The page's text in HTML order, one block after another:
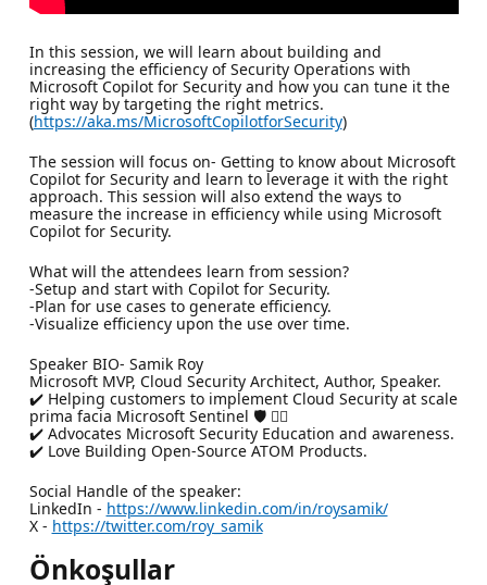
In this session, we will learn about building and
increasing the efficiency of Security Operations with
Microsoft Copilot for Security and how you can tune it the
right way by targeting the right metrics.
(https://aka.ms/MicrosoftCopilotforSecurity)
The session will focus on- Getting to know about Microsoft
Copilot for Security and learn to leverage it with the right
approach. This session will also extend the ways to
measure the increase in efficiency while using Microsoft
Copilot for Security.
What will the attendees learn from session?
-Setup and start with Copilot for Security.
-Plan for use cases to generate efficiency.
-Visualize efficiency upon the use over time.
Speaker BIO- Samik Roy
Microsoft MVP, Cloud Security Architect, Author, Speaker.
✔️ Helping customers to implement Cloud Security at scale
prima facia Microsoft Sentinel 🛡️ 🐱‍👤
✔️ Advocates Microsoft Security Education and awareness.
✔️ Love Building Open-Source ATOM Products.
Social Handle of the speaker:
LinkedIn - https://www.linkedin.com/in/roysamik/
X - https://twitter.com/roy_samik
Önkoşullar